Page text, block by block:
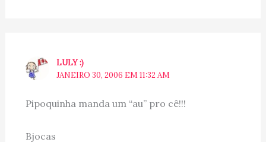
LULY :)
JANEIRO 30, 2006 EM 11:32 AM
Pipoquinha manda um “au” pro cê!!!
Bjocas